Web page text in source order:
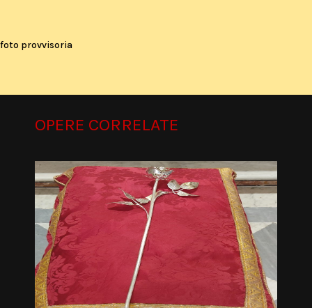
foto provvisoria
OPERE CORRELATE